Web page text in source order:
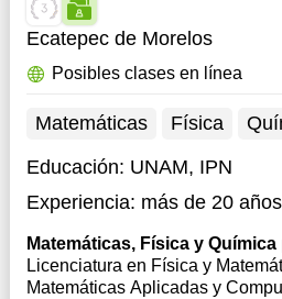
Ecatepec de Morelos
Posibles clases en línea
Matemáticas Física
Educación: UNAM, IPN
Experiencia: más de 20 años
Matemáticas, Física y Química
Licenciatura en Física y
Matemáticas Aplicadas y